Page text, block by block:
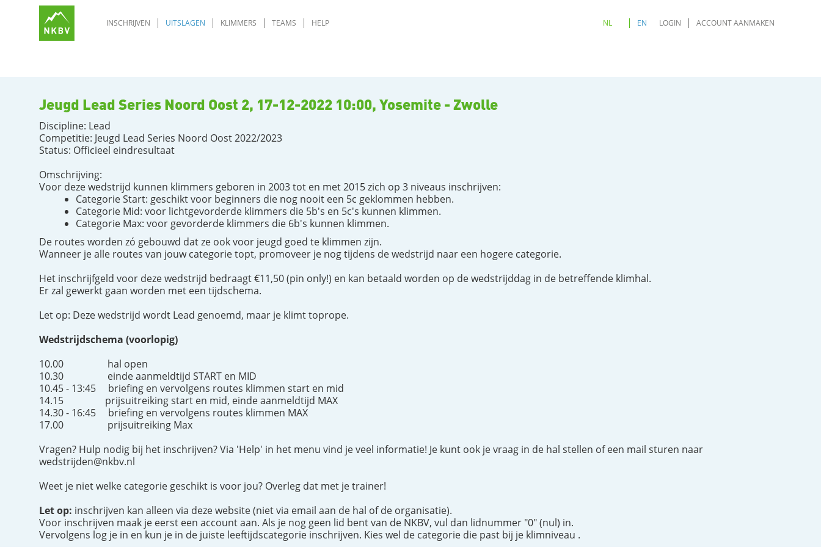
INSCHRIJVEN UITSLAGEN KLIMMERS TEAMS HELP NL EN LOGIN ACCOUNT AANMAKEN
Jeugd Lead Series Noord Oost 2, 17-12-2022 10:00, Yosemite - Zwolle
Discipline: Lead
Competitie: Jeugd Lead Series Noord Oost 2022/2023
Status: Officieel eindresultaat
Omschrijving:
Voor deze wedstrijd kunnen klimmers geboren in 2003 tot en met 2015 zich op 3 niveaus inschrijven:
Categorie Start: geschikt voor beginners die nog nooit een 5c geklommen hebben.
Categorie Mid: voor lichtgevorderde klimmers die 5b's en 5c's kunnen klimmen.
Categorie Max: voor gevorderde klimmers die 6b's kunnen klimmen.
De routes worden zó gebouwd dat ze ook voor jeugd goed te klimmen zijn.
Wanneer je alle routes van jouw categorie topt, promoveer je nog tijdens de wedstrijd naar een hogere categorie.
Het inschrijfgeld voor deze wedstrijd bedraagt €11,50 (pin only!) en kan betaald worden op de wedstrijddag in de betreffende klimhal.
Er zal gewerkt gaan worden met een tijdschema.
Let op: Deze wedstrijd wordt Lead genoemd, maar je klimt toprope.
Wedstrijdschema (voorlopig)
10.00 hal open
10.30 einde aanmeldtijd START en MID
10.45 - 13:45 briefing en vervolgens routes klimmen start en mid
14.15 prijsuitreiking start en mid, einde aanmeldtijd MAX
14.30 - 16:45 briefing en vervolgens routes klimmen MAX
17.00 prijsuitreiking Max
Vragen? Hulp nodig bij het inschrijven? Via 'Help' in het menu vind je veel informatie! Je kunt ook je vraag in de hal stellen of een mail sturen naar
wedstrijden@nkbv.nl
Weet je niet welke categorie geschikt is voor jou? Overleg dat met je trainer!
Let op: inschrijven kan alleen via deze website (niet via email aan de hal of de organisatie).
Voor inschrijven maak je eerst een account aan. Als je nog geen lid bent van de NKBV, vul dan lidnummer "0" (nul) in.
Vervolgens log je in en kun je in de juiste leeftijdscategorie inschrijven. Kies wel de categorie die past bij je klimniveau .